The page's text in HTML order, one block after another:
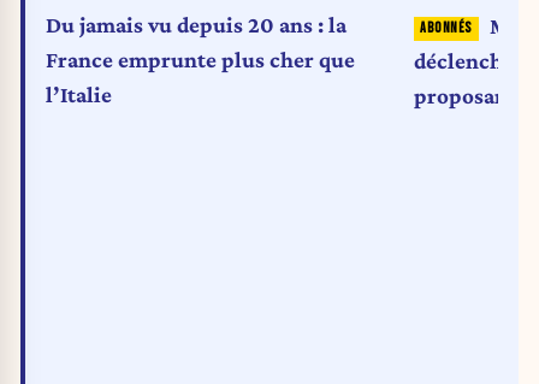
Du jamais vu depuis 20 ans : la
France emprunte plus cher que
l’Italie
déclenche
proposant